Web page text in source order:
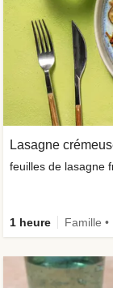
Lasagne
feuilles de lasagne
1 heure Famille